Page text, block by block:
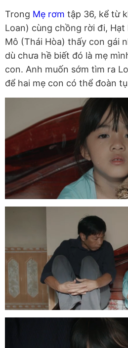
Trong Mẹ rơm tập 36, kể từ
Loan) cùng chồng rời đi, Hạt
Mô (Thái Hòa) thấy con gái
dù chưa hề biết đó là mẹ
con. Anh muốn sớm tìm ra
để hai mẹ con có thể đoàn